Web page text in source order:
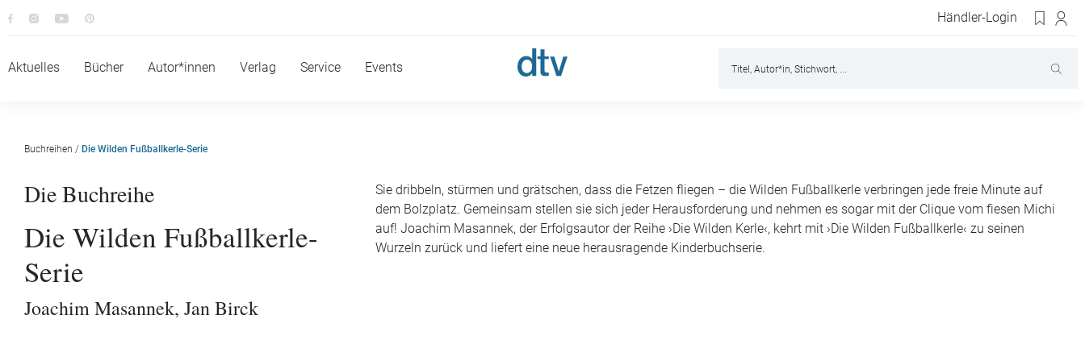
Händler-Login
Aktuelles Bücher Autor*innen Verlag Service Events
Buchreihen / Die Wilden Fußballkerle-Serie
Die Buchreihe
Die Wilden Fußballkerle-
Serie
Joachim Masannek, Jan Birck
Sie dribbeln, stürmen und grätschen, dass die Fetzen fliegen – die Wilden Fußballkerle verbringen jede freie Minute auf
dem Bolzplatz. Gemeinsam stellen sie sich jeder Herausforderung und nehmen es sogar mit der Clique vom fiesen Michi
auf! Joachim Masannek, der Erfolgsautor der Reihe ›Die Wilden Kerle‹, kehrt mit ›Die Wilden Fußballkerle‹ zu seinen
Wurzeln zurück und liefert eine neue herausragende Kinderbuchserie.